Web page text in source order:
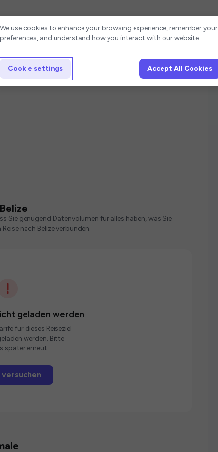
Sie genügend Datenvolumen für alles haben, was Sie
nach Belize verbunden.
geladen werden
für dieses Reiseziel
werden. Bitte
später erneut.
Cookie settings
We use cookies to enhance your browsing experience, remember your
preferences, and understand how you interact with our website.
Cookie settings Accept All Cookies